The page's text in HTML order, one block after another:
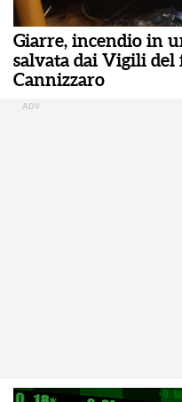
Giarre, incendio in
salvata dai Vigili del
Cannizzaro